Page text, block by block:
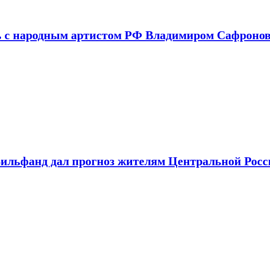
с народным артистом РФ Владимиром
дал прогноз жителям Центральной